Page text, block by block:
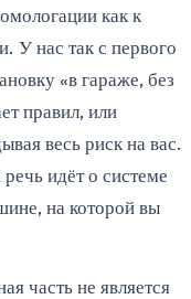
как к
У нас так с первого
«в гараже, без
правил, или
весь риск на вас.
идёт о системе
на которой вы
часть не является